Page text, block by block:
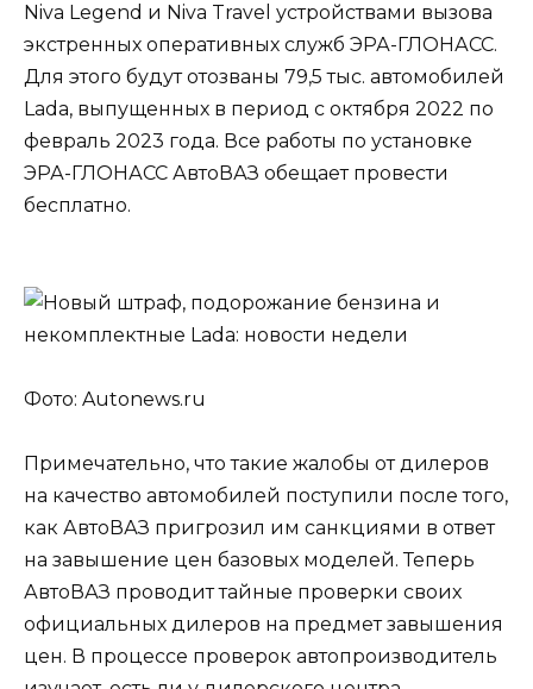
Niva Legend и Niva Travel устройствами вызова
экстренных оперативных служб ЭРА-ГЛОНАСС.
Для этого будут отозваны 79,5 тыс. автомобилей
Lada, выпущенных в период с октября 2022 по
февраль 2023 года. Все работы по установке
ЭРА-ГЛОНАСС АвтоВАЗ обещает провести
бесплатно.
Фото: Autonews.ru
Примечательно, что такие жалобы от дилеров
на качество автомобилей поступили после того,
как АвтоВАЗ пригрозил им санкциями в ответ
на завышение цен базовых моделей. Теперь
АвтоВАЗ проводит тайные проверки своих
официальных дилеров на предмет завышения
цен. В процессе проверок автопроизводитель